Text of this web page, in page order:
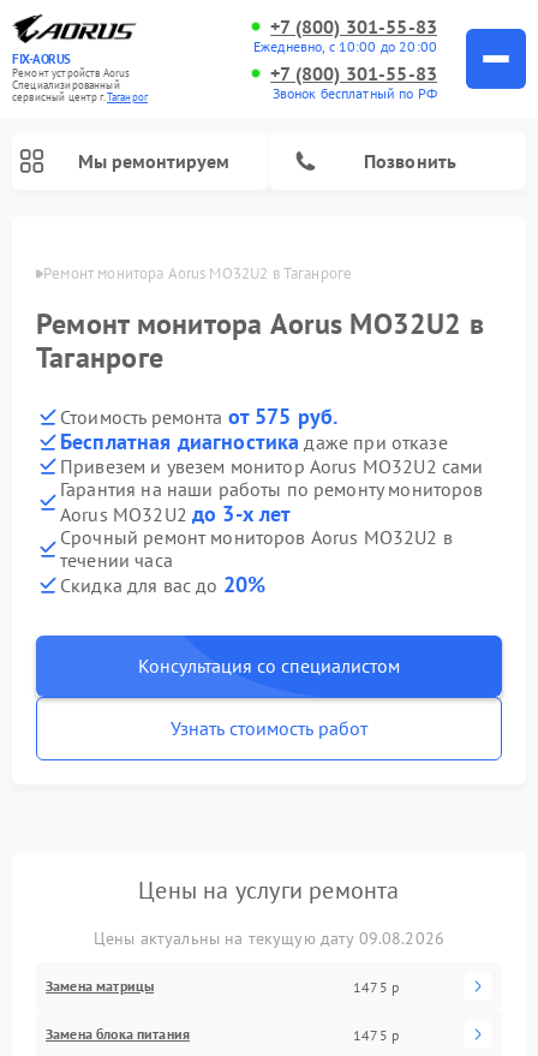
FIX-AORUS
Ремонт устройств Aorus
Специализированный
cервисный центр г.Таганрог
+7 (800) 301-55-83
Ежедневно, с 10:00 до 20:00
+7 (800) 301-55-83
Звонок бесплатный по РФ
Мы ремонтируем Позвонить
Ремонт монитора Aorus MO32U2 в Таганроге
Ремонт монитора Aorus MO32U2 в
Таганроге
Стоимость ремонта от 575 руб.
Бесплатная диагностика даже при отказе
Привезем и увезем монитор Aorus MO32U2 сами
Гарантия на наши работы по ремонту мониторов
Aorus MO32U2 до 3-х лет
Срочный ремонт мониторов Aorus MO32U2 в
течении часа
Скидка для вас до 20%
Консультация со специалистом
Узнать стоимость работ
Цены на услуги ремонта
Цены актуальны на текущую дату 09.08.2026
Замена матрицы 1475 р
Замена блока питания 1475 р